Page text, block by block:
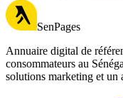
SenPages
Annuaire digital de
consommateurs au
solutions marketing et un